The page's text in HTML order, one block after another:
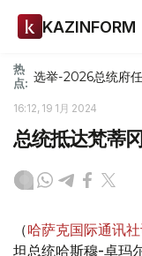
KAZINFORM
热
点: 选举-2026总统府
16:12, 19 1月 2024
总统抵达梵蒂冈
（哈萨克国际通讯
坦总统哈斯穆-卓玛